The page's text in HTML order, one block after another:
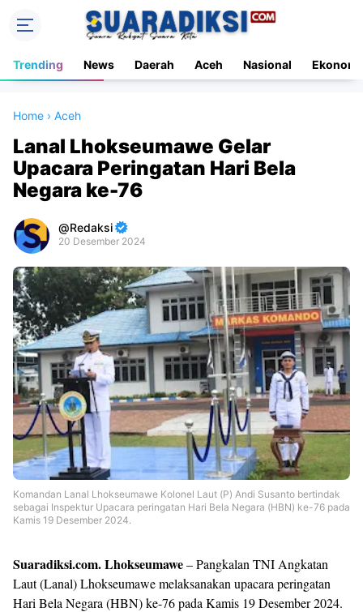
Trending News Daerah Aceh Nasional Ekonomi
Home › Aceh
Lanal Lhokseumawe Gelar
Upacara Peringatan Hari Bela
Negara ke-76
Redaksi
20 Desember 2024
Premium
By
Raushan
Design
With
Shroff
Templates
Komandan Lanal Lhokseumawe Kolonel Laut (P) Andi Susanto bertindak
sebagai Inspektur Upacara peringatan Hari Bela Negara (HBN) ke-76 pada
Kamis 19 Desember 2024.
Suaradiksi.com. Lhokseumawe– Pangkalan TNI Angkatan
Laut (Lanal) Lhokseumawe melaksanakan upacara peringatan
Hari Bela Negara (HBN) ke-76 pada Kamis 19 Desember 2024.